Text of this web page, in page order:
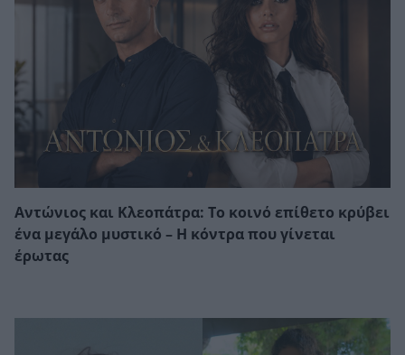
Αντώνιος και Κλεοπάτρα: Το κοινό επίθετο κρύβει
ένα μεγάλο μυστικό – Η κόντρα που γίνεται
έρωτας